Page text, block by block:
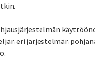
eri järjestelmän